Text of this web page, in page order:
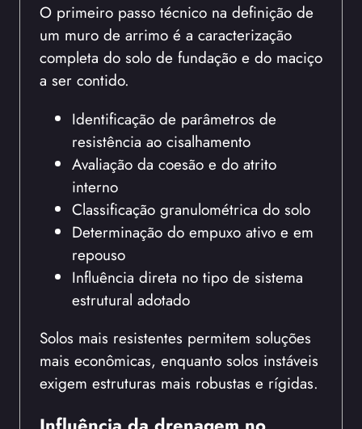
O primeiro passo técnico na definição de
um muro de arrimo é a caracterização
completa do solo de fundação e do maciço
a ser contido.
Identificação de parâmetros de
resistência ao cisalhamento
Avaliação da coesão e do atrito
interno
Classificação granulométrica do solo
Determinação do empuxo ativo e em
repouso
Influência direta no tipo de sistema
estrutural adotado
Solos mais resistentes permitem soluções
mais econômicas, enquanto solos instáveis
exigem estruturas mais robustas e rígidas.